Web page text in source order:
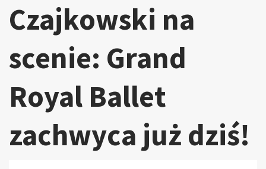
Czajkowski na
scenie: Grand
Royal Ballet
zachwyca już dziś!